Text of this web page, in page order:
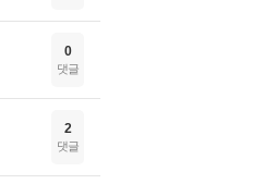
0
댓글
2
댓글